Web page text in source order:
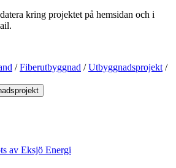
kring projektet på hemsidan och i
/Fiberutbyggnad /Utbyggnadsprojekt/
av Eksjö Energi